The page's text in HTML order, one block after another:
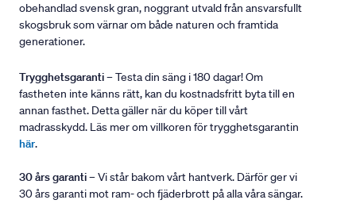
obehandlad svensk gran, noggrant utvald från ansvarsfullt
skogsbruk som värnar om både naturen och framtida
generationer.
Trygghetsgaranti– Testa din säng i 180 dagar! Om
fastheten inte känns rätt, kan du kostnadsfritt byta till en
annan fasthet. Detta gäller när du köper till vårt
madrasskydd. Läs mer om villkoren för trygghetsgarantin
här.
30 års garanti– Vi står bakom vårt hantverk. Därför ger vi
30 års garanti mot ram- och fjäderbrott på alla våra sängar.